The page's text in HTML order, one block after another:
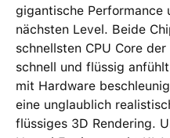
gigantische Performance
nächsten Level. Beide
schnellsten CPU Core
schnell und flüssig
mit Hardware
eine unglaublich
flüssiges 3D Rendering.